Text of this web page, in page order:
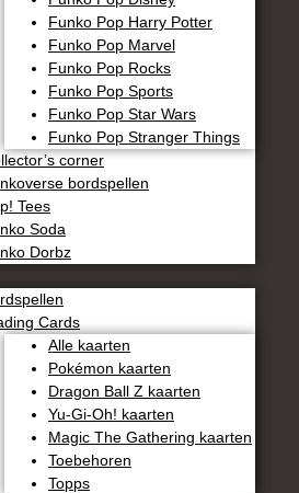
Funko Pop Harry Potter
Funko Pop Marvel
Funko Pop Rocks
Funko Pop Sports
Funko Pop Star Wars
Funko Pop Stranger Things
corner
bordspellen
Tees
Soda
Dorbz
Cards
Alle kaarten
Pokémon kaarten
Dragon Ball Z kaarten
Yu-Gi-Oh! kaarten
Magic The Gathering kaarten
Toebehoren
Topps